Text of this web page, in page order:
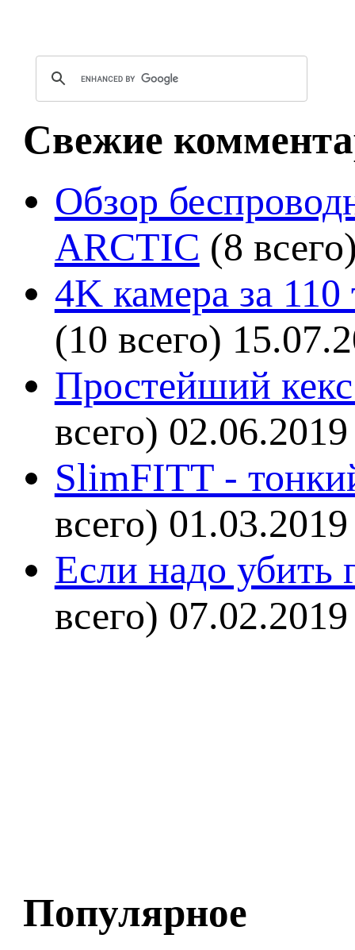
Свежие
Обзор
ARCTIC (8
4K камера за
(10 всего)
Простейший кекс
всего) 02.06.2019
SlimFITT -
всего) 01.03.2019
Если надо убить
всего) 07.02.2019
Популярное